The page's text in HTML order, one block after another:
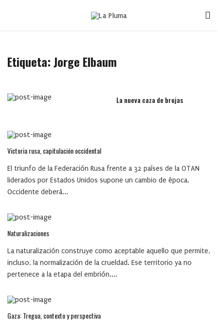
Etiqueta:Jorge Elbaum
La nueva caza de brujas
Victoria rusa, capitulación occidental
El triunfo de la Federación Rusa frente a 32 países de la OTAN
liderados por Estados Unidos supone un cambio de época.
Occidente deberá...
Naturalizaciones
La naturalización construye como aceptable aquello que permite,
incluso, la normalización de la crueldad. Ese territorio ya no
pertenece a la etapa del embrión....
Gaza: Tregua, contexto y perspectiva